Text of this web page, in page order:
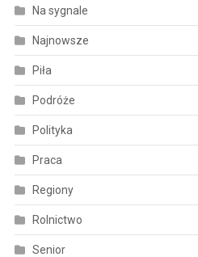
Na sygnale
Najnowsze
Piła
Podróże
Polityka
Praca
Regiony
Rolnictwo
Senior